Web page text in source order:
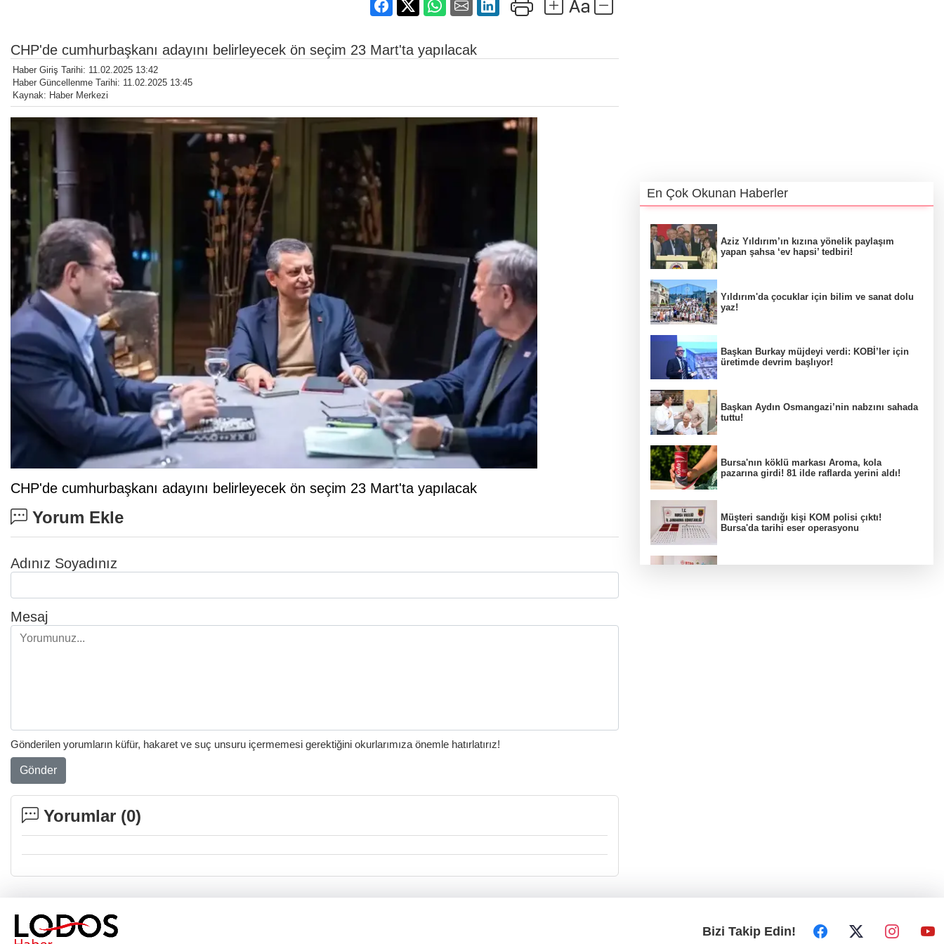
CHP'de cumhurbaşkanı adayını belirleyecek ön seçim 23 Mart'ta yapılacak
Haber Giriş Tarihi: 11.02.2025 13:42
Haber Güncellenme Tarihi: 11.02.2025 13:45
Kaynak: Haber Merkezi
CHP'de cumhurbaşkanı adayını belirleyecek ön seçim 23 Mart'ta yapılacak
Yorum Ekle
Adınız Soyadınız
Mesaj
Gönderilen yorumların küfür, hakaret ve suç unsuru içermemesi gerektiğini okurlarımıza önemle hatırlatırız!
Gönder
Yorumlar (0)
En Çok Okunan Haberler
Aziz Yıldırım’ın kızına yönelik paylaşım
yapan şahsa ‘ev hapsi’ tedbiri!
Yıldırım'da çocuklar için bilim ve sanat dolu
yaz!
Başkan Burkay müjdeyi verdi: KOBİ’ler için
üretimde devrim başlıyor!
Başkan Aydın Osmangazi’nin nabzını sahada
tuttu!
Bursa'nın köklü markası Aroma, kola
pazarına girdi! 81 ilde raflarda yerini aldı!
Müşteri sandığı kişi KOM polisi çıktı!
Bursa'da tarihi eser operasyonu
Bizi Takip Edin!